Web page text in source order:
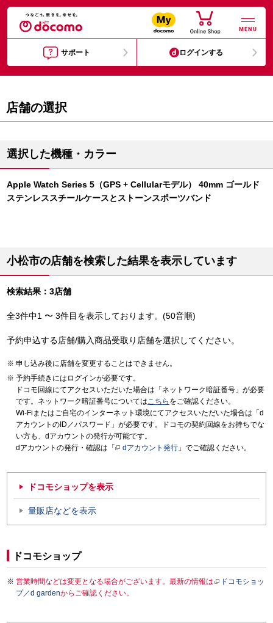
MENU
サポート ログインする
店舗の選択
選択した機種・カラー
Apple Watch Series 5（GPS + Cellularモデル） 40mm ゴールド
ステンレススチールケースとストーンスポーツバンド
小松市の店舗を検索した結果を表示しています
検索結果：3店舗
全3件中1 〜 3件目を表示しております。(50音順)
予約申込する店舗/購入商品受取り店舗を選択してください。
申し込み後に店舗を変更することはできません。
予約手続きにはログインが必要です。
ドコモ回線にてアクセスいただいた場合は「ネットワーク暗証番号」が必要
です。ネットワーク暗証番号についてはこちら をご確認ください。
Wi-Fiまたはご自宅のインターネット環境にてアクセスいただいた場合は「d
アカウントのID／パスワード」が必要です。ドコモの契約回線をお持ちでな
い方も、dアカウントの発行が可能です。
dアカウントの発行・確認は「
dアカウント発行 」でご確認ください。
ドコモショップを表示
量販店などを表示
ドコモショップ
営業時間などは変更となる場合がございます。最新の情報は
ドコモショッ
プ／d gardenからご確認ください。